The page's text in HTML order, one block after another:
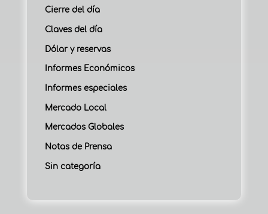
Cierre del día
Claves del día
Dólar y reservas
Informes Económicos
Informes especiales
Mercado Local
Mercados Globales
Notas de Prensa
Sin categoría